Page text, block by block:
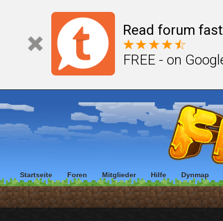
Read forum
FREE - on
Startseite Foren Mitglieder Hilfe Dynmap